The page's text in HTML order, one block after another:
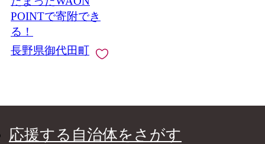
POINTで寄附でき
る！
長野県御代田町
応援する自治体をさがす